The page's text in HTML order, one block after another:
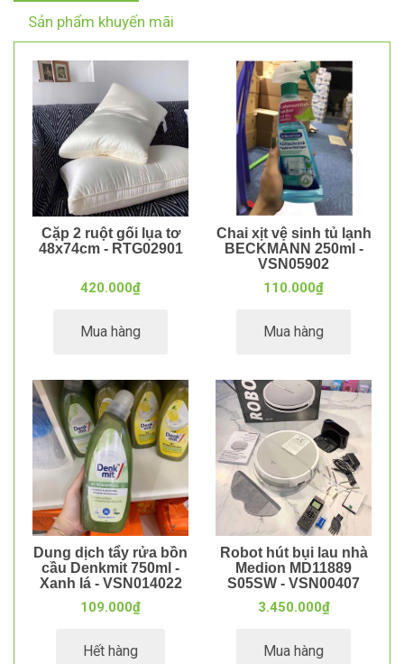
Sản phẩm khuyến mãi
Cặp 2 ruột gối lụa tơ
48x74cm - RTG02901
420.000₫
Mua hàng
Chai xịt vệ sinh tủ lạnh
BECKMANN 250ml -
VSN05902
110.000₫
Mua hàng
Dung dịch tẩy rửa bồn
cầu Denkmit 750ml -
Xanh lá - VSN014022
109.000₫
Hết hàng
Robot hút bụi lau nhà
Medion MD11889
S05SW - VSN00407
3.450.000₫
Mua hàng